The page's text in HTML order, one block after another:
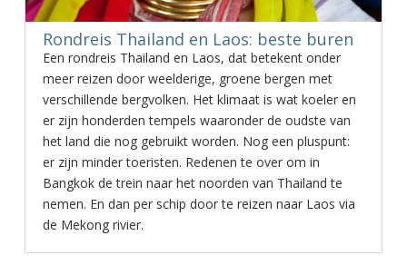
Rondreis Thailand en Laos: beste buren
Een rondreis Thailand en Laos, dat betekent onder
meer reizen door weelderige, groene bergen met
verschillende bergvolken. Het klimaat is wat koeler en
er zijn honderden tempels waaronder de oudste van
het land die nog gebruikt worden. Nog een pluspunt:
er zijn minder toeristen. Redenen te over om in
Bangkok de trein naar het noorden van Thailand te
nemen. En dan per schip door te reizen naar Laos via
de Mekong rivier.